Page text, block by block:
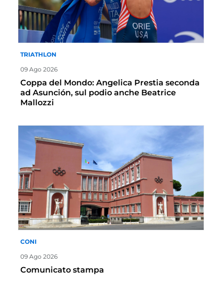
TRIATHLON
09 Ago 2026
Coppa del Mondo: Angelica Prestia seconda
ad Asunción, sul podio anche Beatrice
Mallozzi
CONI
09 Ago 2026
Comunicato stampa